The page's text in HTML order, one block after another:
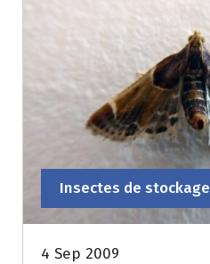
Insectes de stockage
4 Sep 2009